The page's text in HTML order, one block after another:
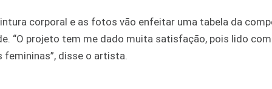
corporal e as fotos vão enfeitar uma tabela da
“O projeto tem me dado muita satisfação, pois lido
disse o artista.